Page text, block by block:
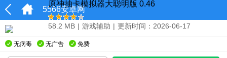
5566安卓网
原神抽卡模拟器大聪明版 0.46
58.2 MB | 游戏辅助 | 更新时间：2026-06-17
无病毒 无广告 免费